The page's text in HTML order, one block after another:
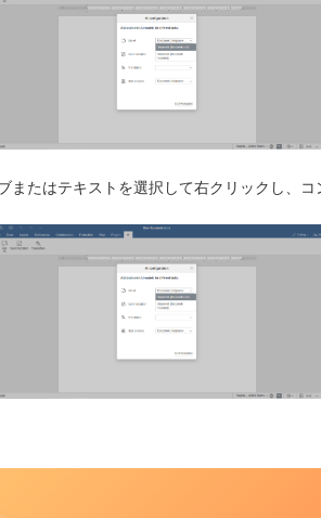
またはテキストを選択して右クリックし、